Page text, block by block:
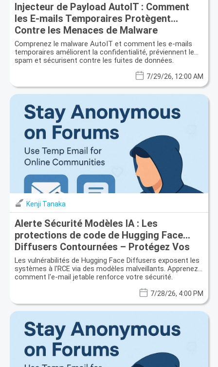
Injecteur de Payload AutoIT : Comment
les E-mails Temporaires Protègent
Contre les Menaces de Malware
Évolutives
Comprenez le malware AutoIT et comment les e-mails
temporaires améliorent la confidentialité, préviennent le
spam et sécurisent contre les fuites de données.
7/29/26, 12:00 AM
Kenji Tanaka
Alerte Sécurité Modèles IA : Les
protections de code de Hugging Face
Diffusers Contournées – Protégez Vos
Données !
Les vulnérabilités de Hugging Face Diffusers exposent les
systèmes à l'RCE via des modèles malveillants. Apprenez
comment l'e-mail jetable renforce votre sécurité.
7/28/26, 4:00 PM